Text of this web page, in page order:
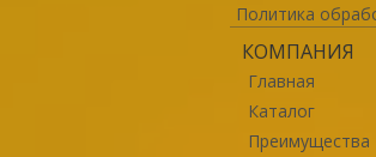
Политика
КОМПАНИЯ
Главная
Каталог
Преимущества